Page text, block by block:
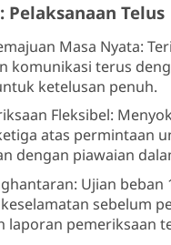
Pelaksanaan Telus
Masa Nyata:
komunikasi terus
ketelusan penuh.
Fleksibel:
atas permintaan
dengan piawaian
Ujian beban
sebelum
laporan pemeriksaan